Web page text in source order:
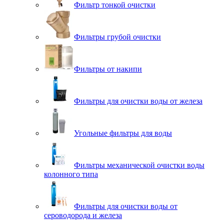
Фильтр тонкой очистки
Фильтры грубой очистки
Фильтры от накипи
Фильтры для очистки воды от железа
Угольные фильтры для воды
Фильтры механической очистки воды
колонного типа
Фильтры для очистки воды от
сероводорода и железа